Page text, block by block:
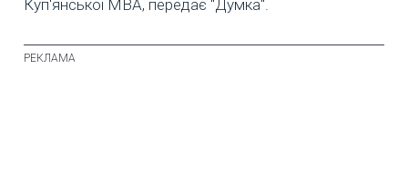
Куп'янської МВА, передає "Думка".